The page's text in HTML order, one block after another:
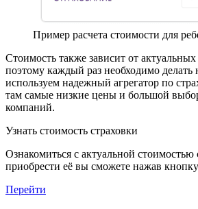
Пример расчета стоимости для
Стоимость также зависит от
поэтому каждый раз необходимо
используем надежный агрегатор по
там самые низкие цены и большой
компаний.
Узнать стоимость страховки
Ознакомиться с актуальной стоимостью
приобрести её вы сможете нажав
Перейти